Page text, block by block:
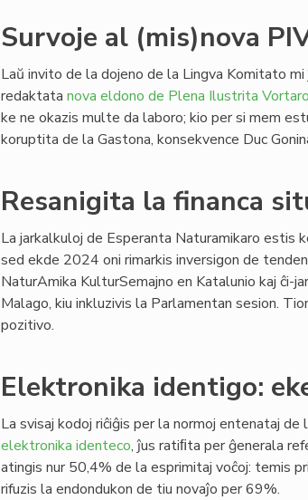
Survoje al (mis)nova
Laŭ invito de la dojeno de la Lingva Komitato
redaktata nova eldono de Plena Ilustrita Vortaro
ke ne okazis multe da laboro; kio per si mem
koruptita de la Gastona, konsekvence Duc
Resanigita la financa
La jarkalkuloj de Esperanta Naturamikaro estis
sed ekde 2024 oni rimarkis inversigon de
NaturAmika KulturSemajno en Katalunio kaj ĉi-
Malago, kiu inkluzivis la Parlamentan sesion.
pozitivo.
Elektronika identigo:
La svisaj kodoj riĉiĝis per la normoj entenataj de
elektronika identeco, ĵus ratiﬁta per ĝenerala
atingis nur 50,4% de la esprimitaj voĉoj: temis
rifuzis la endondukon de tiu novaĵo per 69%.